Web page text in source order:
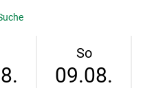
So
09.08.